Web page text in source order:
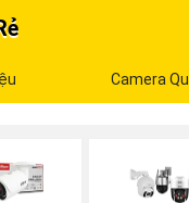
Camera